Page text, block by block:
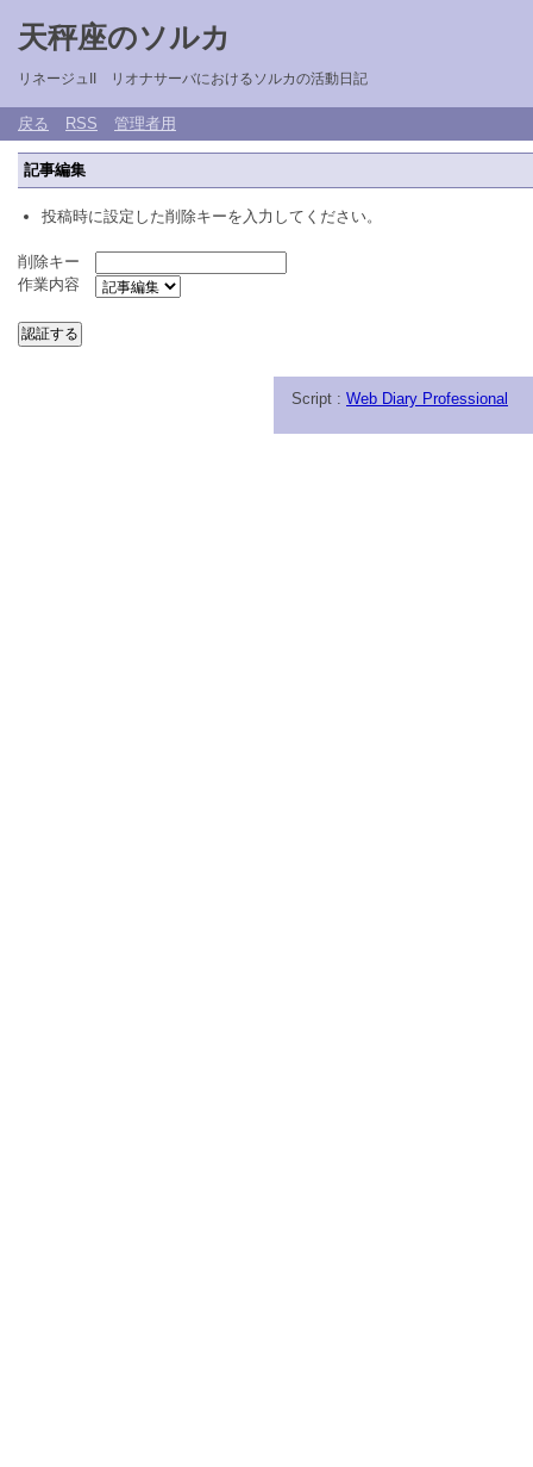
天秤座のソルカ
リネージュII リオナサーバにおけるソルカの活動日記
戻る RSS 管理者用
記事編集
投稿時に設定した削除キーを入力してください。
削除キー
作業内容
Script : Web Diary Professional